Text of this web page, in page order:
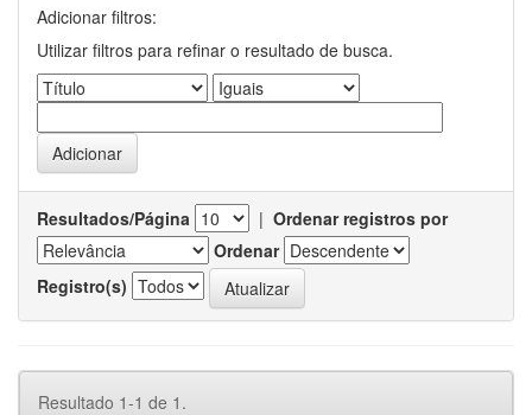
Adicionar filtros:
Utilizar filtros para refinar o resultado de busca.
Resultados/Página | Ordenar registros por
Ordenar
Registro(s)
Resultado 1-1 de 1.